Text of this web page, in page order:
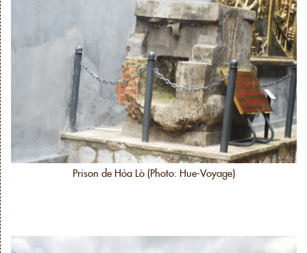
Prison de Hỏa Lò (Photo: Hue-Voyage)